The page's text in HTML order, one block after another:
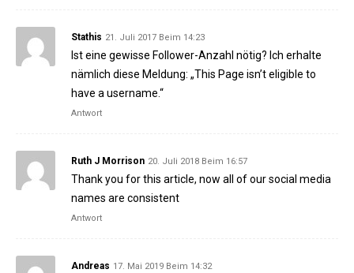
Stathis 21. Juli 2017 Beim 14:23
Ist eine gewisse Follower-Anzahl nötig? Ich erhalte
nämlich diese Meldung: „This Page isn’t eligible to
have a username.“
Antwort
Ruth J Morrison 20. Juli 2018 Beim 16:57
Thank you for this article, now all of our social media
names are consistent
Antwort
Andreas 17. Mai 2019 Beim 14:32